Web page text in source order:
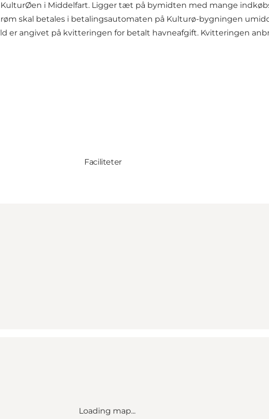
i Middelfart. Ligger tæt på bymidten med mange
skal betales i betalingsautomaten på Kulturø-bygningen
er angivet på kvitteringen for betalt havneafgift. Kvitteringen
Faciliteter
Loading map...